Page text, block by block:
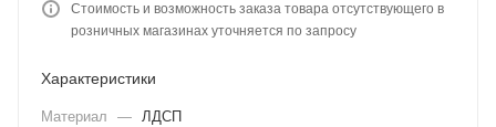
Стоимость и возможность заказа товара отсутствующего в
розничных магазинах уточняется по запросу
Характеристики
Материал — ЛДСП